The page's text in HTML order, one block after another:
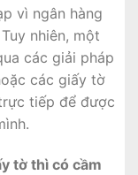
vì ngân hàng
nhiên, một
các giải pháp
các giấy tờ
tiếp để được
tờ thì có cầm